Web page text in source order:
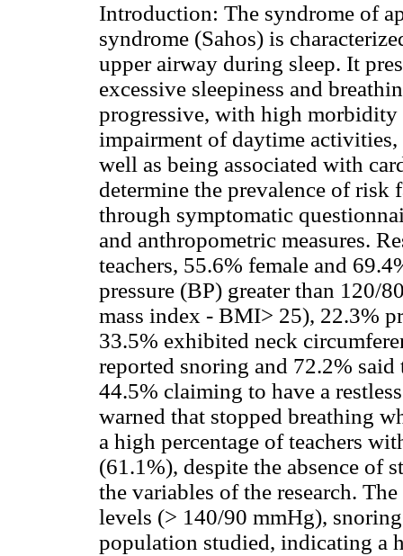
Introduction: The syndrome of
syndrome (Sahos) is
upper airway during sleep. It
excessive sleepiness and
progressive, with high
impairment of daytime
well as being associated with
determine the prevalence of risk
through symptomatic
and anthropometric measures.
teachers, 55.6% female and
pressure (BP) greater than 120/
mass index - BMI> 25), 22.3%
33.5% exhibited neck
reported snoring and 72.2%
44.5% claiming to have a
warned that stopped breathing
a high percentage of teachers
(61.1%), despite the absence
the variables of the research.
levels (> 140/90 mmHg),
population studied, indicating a